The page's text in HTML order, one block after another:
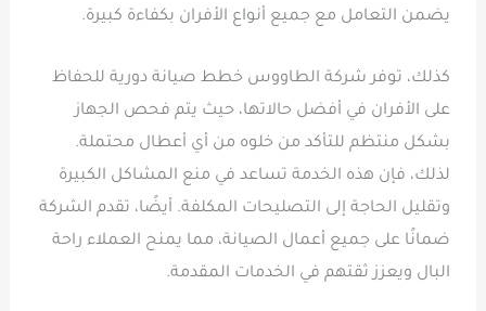
يضمن التعامل مع جميع أنواع الأفران بكفاءة كبيرة.
كذلك، توفر شركة الطاووس خطط صيانة دورية للحفاظ
على الأفران في أفضل حالاتها، حيث يتم فحص الجهاز
بشكل منتظم للتأكد من خلوه من أي أعطال محتملة.
لذلك، فإن هذه الخدمة تساعد في منع المشاكل الكبيرة
وتقليل الحاجة إلى التصليحات المكلفة. أيضًا، تقدم الشركة
ضمانًا على جميع أعمال الصيانة، مما يمنح العملاء راحة
البال ويعزز ثقتهم في الخدمات المقدمة.